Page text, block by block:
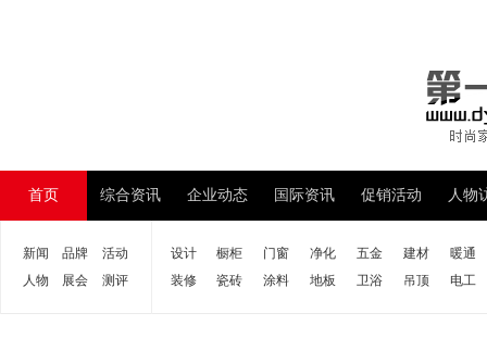
首页 综合资讯 企业动态 国际资讯 促销活动 人物
新闻 品牌
活动
人物
展会 测评
设计 橱柜 门窗 净化 五金 建材
暖通
装修
瓷砖 涂料 地板 卫浴 吊顶 电工